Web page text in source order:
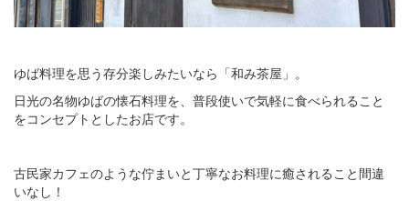
ゆば料理を思う存分楽しみたいなら「和み茶屋」。
日光の名物ゆばの懐石料理を、普段使いで気軽に食べられること
をコンセプトとしたお店です。
古民家カフェのような佇まいと丁寧なお料理に癒されること間違
いなし！